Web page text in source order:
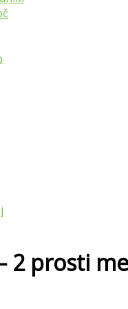
2 prosti